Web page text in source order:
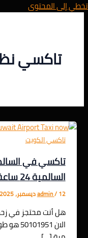
تخطي إلى المحتوى
تاكسي
تاكسي الكويت
السالمية 24 ساعة أسرع خدمة في الكويت
admin/12 ديسمبر، 2025
هل أنت محتجز في
الان